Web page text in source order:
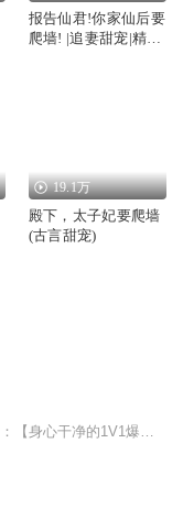
报告仙君!你家仙后要
爬墙! |追妻甜宠|精品
19.1万
殿下，太子妃要爬墙
(古言甜宠)